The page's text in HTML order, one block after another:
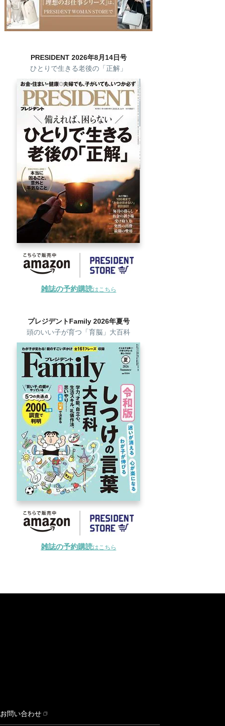
PRESIDENT 2026年8月14日号
ひとりで生きる老後の「正解」
雑誌の予約購読はこちら
プレジデントFamily 2026年夏号
頭のいい子が育つ「育脳」大百科
雑誌の予約購読はこちら
お問い合わせ